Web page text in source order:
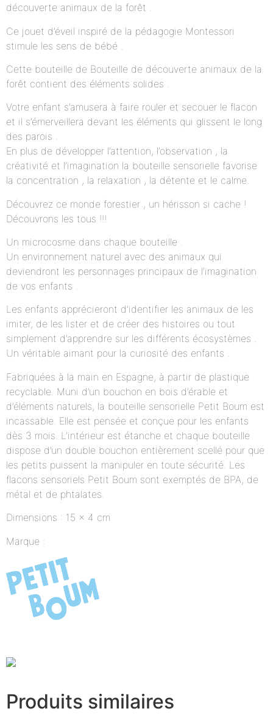
découverte animaux de la forêt .
Ce jouet d’éveil inspiré de la pédagogie Montessori
stimule les sens de bébé .
Cette bouteille de Bouteille de découverte animaux de la
forêt contient des éléments solides .
Votre enfant s’amusera à faire rouler et secouer le flacon
et il s’émerveillera devant les éléments qui glissent le long
des parois .
En plus de développer l’attention, l’observation , la
créativité et l’imagination la bouteille sensorielle favorise
la concentration , la relaxation , la détente et le calme.
Découvrez ce monde forestier , un hérisson si cache !
Découvrons les tous !!!
Un microcosme dans chaque bouteille .
Un environnement naturel avec des animaux qui
deviendront les personnages principaux de l’imagination
de vos enfants .
Les enfants apprécieront d’identifier les animaux de les
imiter, de les lister et de créer des histoires ou tout
simplement d’apprendre sur les différents écosystèmes .
Un véritable aimant pour la curiosité des enfants .
Fabriquées à la main en Espagne, à partir de plastique
recyclable. Muni d’un bouchon en bois d’érable et
d’éléments naturels, la bouteille sensorielle Petit Boum est
incassable. Elle est pensée et conçue pour les enfants
dès 3 mois. L’intérieur est étanche et chaque bouteille
dispose d’un double bouchon entièrement scellé pour que
les petits puissent la manipuler en toute sécurité. Les
flacons sensoriels Petit Boum sont exemptés de BPA, de
métal et de phtalates.
Dimensions : 15 x 4 cm
Marque :
Produits similaires